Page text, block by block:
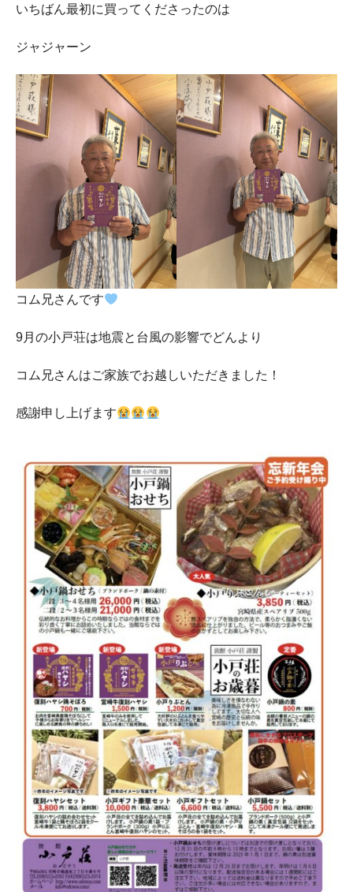
いちばん最初に買ってくださったのは
ジャジャーン
コム兄さんです
9月の小戸荘は地震と台風の影響でどんより
コム兄さんはご家族でお越しいただきました！
感謝申し上げます